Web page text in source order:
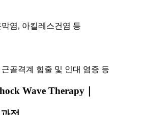
염, 아킬레스건염 등
골격계 힘줄 및 인대 염증 등
Wave Therapy｜